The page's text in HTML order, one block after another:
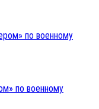
по военному